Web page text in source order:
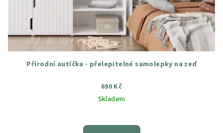
Přírodní autíčka - přelepitelné samolepky na zeď
690 Kč
Skladem
hodnocení